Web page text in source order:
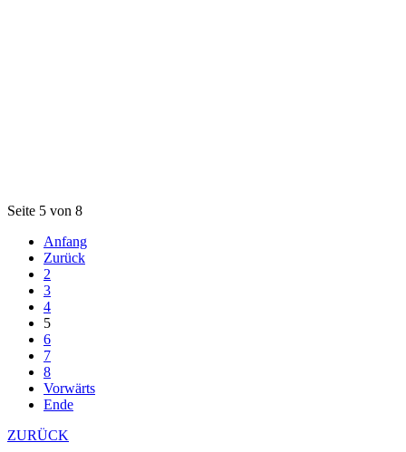
Seite 5 von 8
Anfang
Zurück
2
3
4
5
6
7
8
Vorwärts
Ende
ZURÜCK